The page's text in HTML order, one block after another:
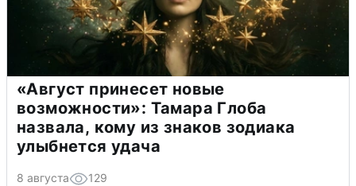
«Август принесет новые
возможности»: Тамара Глоба
назвала, кому из знаков зодиака
улыбнется удача
8 августа 129